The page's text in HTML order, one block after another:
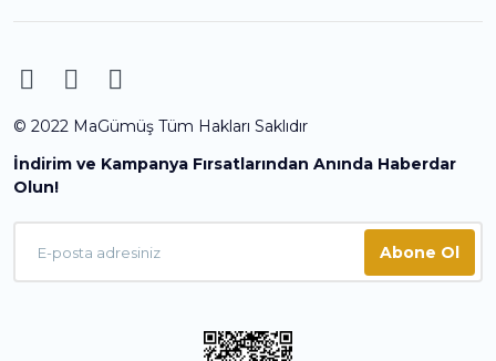
© 2022 MaGümüş Tüm Hakları Saklıdır
İndirim ve Kampanya Fırsatlarından Anında Haberdar
Olun!
Abone Ol